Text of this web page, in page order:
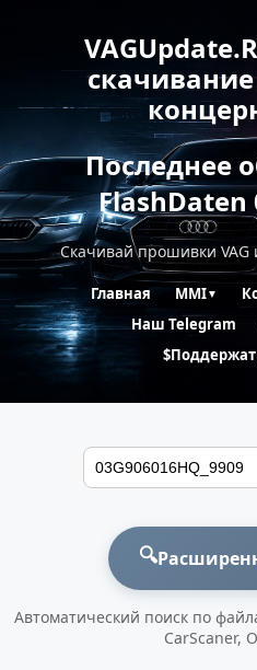
Последнее
FlashDaten
Скачивай прошивки VAG
Главная MMI▼
Наш Telegram
🔍
Автоматический поиск по
CarScaner,